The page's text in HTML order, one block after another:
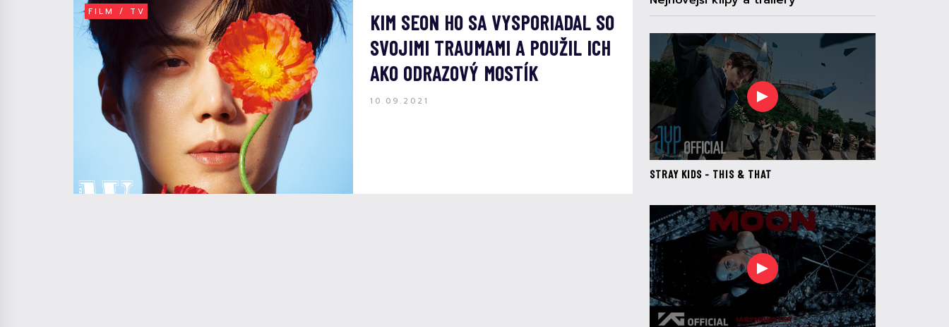
FILM / TV
KIM SEON HO SA VYSPORIADAL SO
SVOJIMI TRAUMAMI A POUŽIL ICH
AKO ODRAZOVÝ MOSTÍK
10.09.2021
STRAY KIDS - THIS & THAT